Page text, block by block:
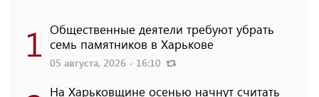
1 Общественные деятели требуют убрать
семь памятников в Харькове
05 августа, 2026 - 16:10
На Харьковщине осенью начнут считать